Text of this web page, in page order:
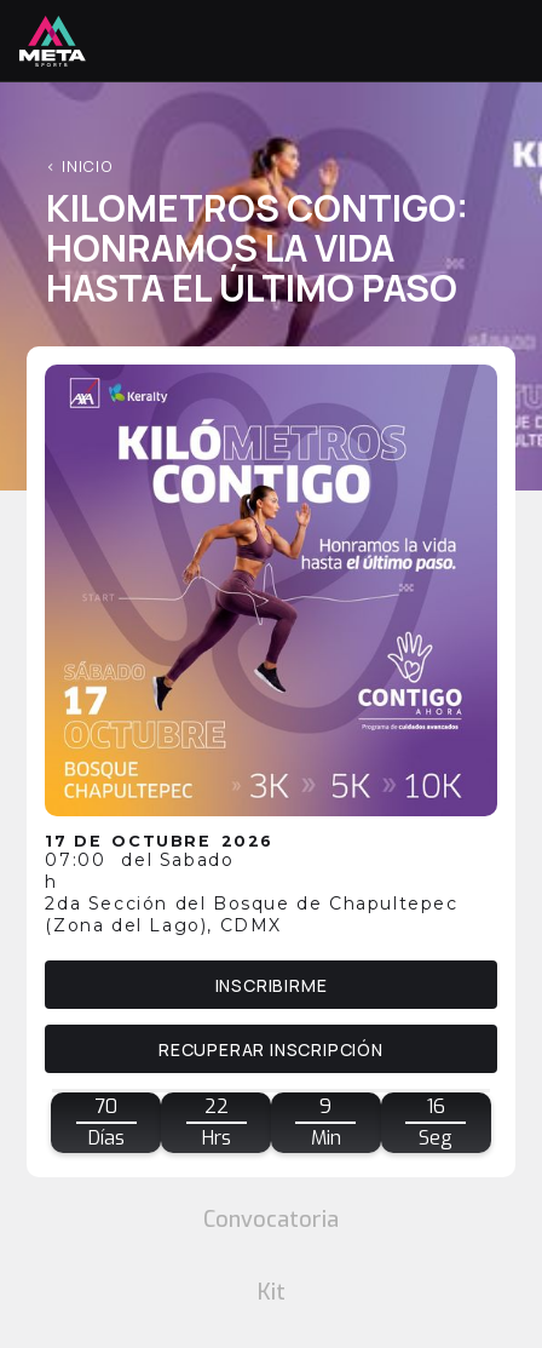
< INICIO
KILOMETROS CONTIGO:
HONRAMOS LA VIDA
HASTA EL ÚLTIMO PASO
17 DE OCTUBRE 2026
07:00
h
del Sabado
2da Sección del Bosque de Chapultepec
(Zona del Lago), CDMX
INSCRIBIRME
RECUPERAR INSCRIPCIÓN
70
Días
22
Hrs
9
Min
16
Seg
Convocatoria
Kit